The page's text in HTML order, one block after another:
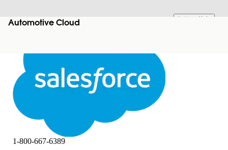
此文已使用 Salesforce 機器翻譯系統翻譯。更多詳細資料請參見
結束
Automotive Cloud
1-800-667-6389